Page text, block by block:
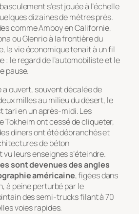
s’est jouée à l’échelle
dizaines de mètres près.
comme Amboy en Californie,
ou Glenrio à la frontière du
la vie économique tenait à un fil
: le regard de l’automobiliste et le
pause.
a ouvert, souvent décalée de
milles au milieu du désert, le
tari en un après-midi. Les
Tokheimont cessé de cliqueter,
dinersont été débranchés et
de béton
leurs enseignes s’éteindre.
sont devenues des angles
américaine, figées dans
à peine perturbé par le
dessemi-trucksfilant à 70
voies rapides.